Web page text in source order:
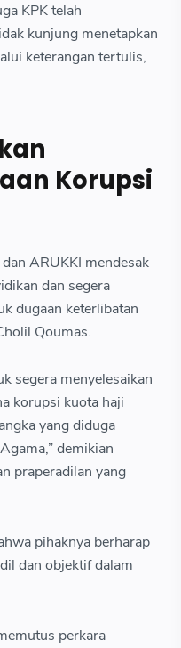
KPK telah
kunjung menetapkan
keterangan tertulis,
Korupsi
ARUKKI mendesak
dan segera
dugaan keterlibatan
Qoumas.
segera menyelesaikan
korupsi kuota haji
yang diduga
demikian
praperadilan yang
pihaknya berharap
dan objektif dalam
perkara